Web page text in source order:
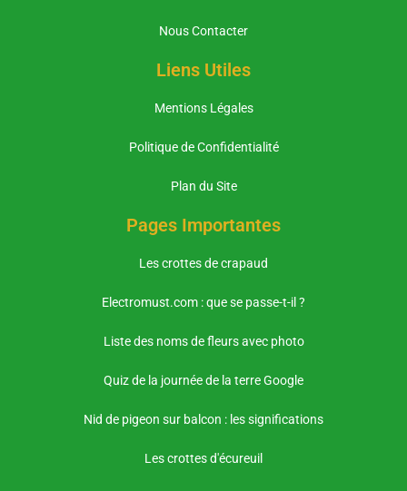
Nous Contacter
Liens Utiles
Mentions Légales
Politique de Confidentialité
Plan du Site
Pages Importantes
Les crottes de crapaud
Electromust.com : que se passe-t-il ?
Liste des noms de fleurs avec photo
Quiz de la journée de la terre Google
Nid de pigeon sur balcon : les significations
Les crottes d'écureuil